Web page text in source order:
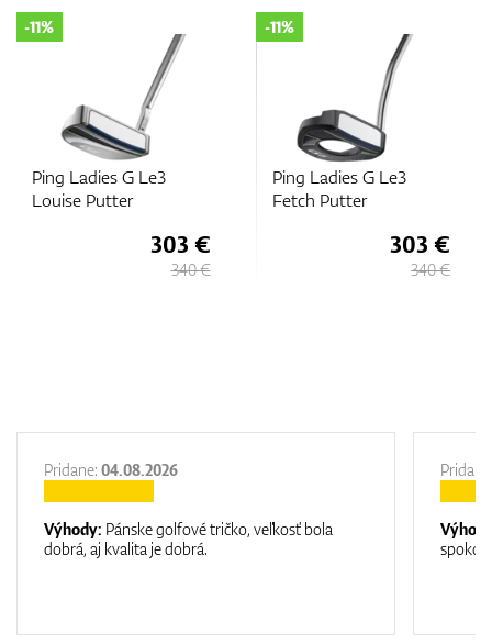
Ping Ladies G Le3
Louise Putter
-11%
303 €
340 €
Ping Ladies G Le3
Fetch Putter
-11%
303 €
340 €
Pridane: 04.08.2026
Výhody: Pánske golfové tričko, veľkosť bola
dobrá, aj kvalita je dobrá.